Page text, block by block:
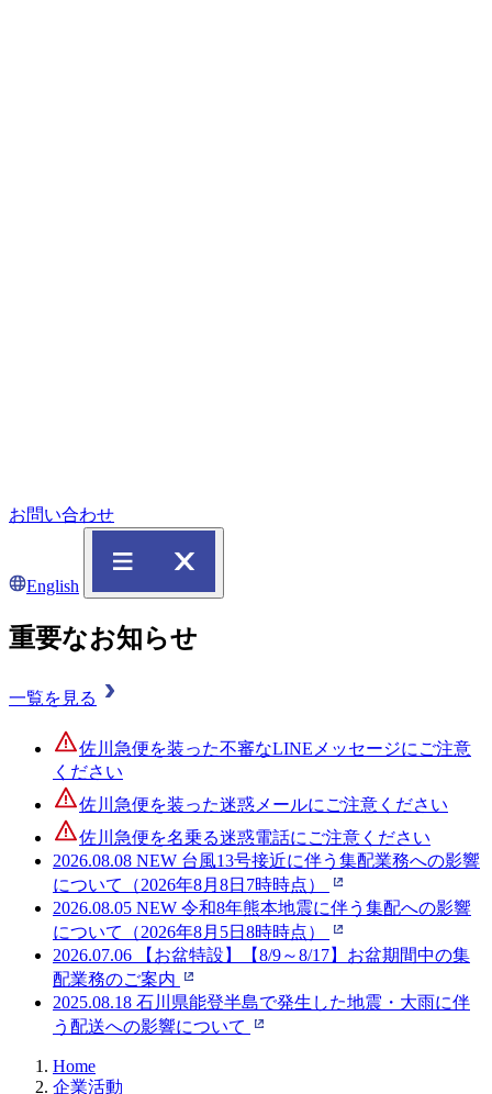
お問い合わせ
English
重要なお知らせ
一覧を見る
佐川急便を装った不審なLINEメッセージにご注意
ください
佐川急便を装った迷惑メールにご注意ください
佐川急便を名乗る迷惑電話にご注意ください
2026.08.08 NEW 台風13号接近に伴う集配業務への影響
について（2026年8月8日7時時点）
2026.08.05 NEW 令和8年熊本地震に伴う集配への影響
について（2026年8月5日8時時点）
2026.07.06
【お盆特設】【8/9～8/17】お盆期間中の集
配業務のご案内
2025.08.18 石川県能登半島で発生した地震・大雨に伴
う配送への影響について
Home
企業活動